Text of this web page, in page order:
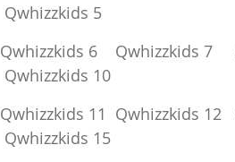
Qwhizzkids 5
Qwhizzkids 6
Qwhizzkids 7
Qwhizzkids 10
Qwhizzkids 11 Qwhizzkids 12
Qwhizzkids 15